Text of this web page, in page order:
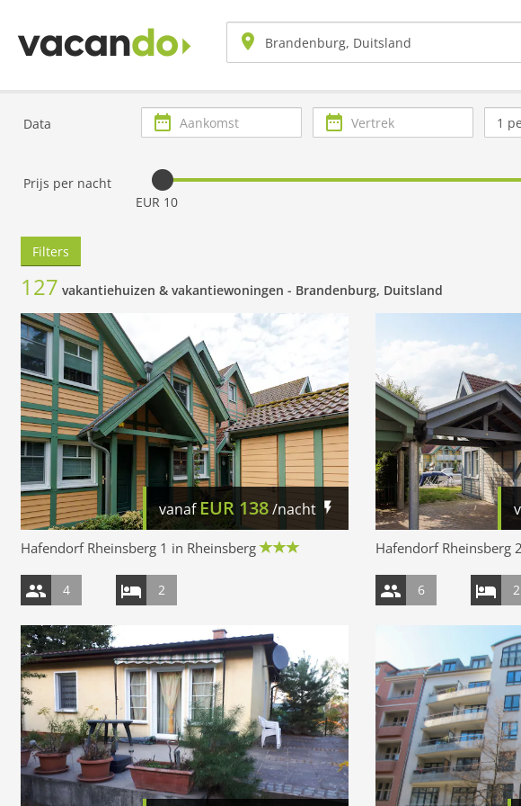
Data Aankomst Vertrek
Aantal
Prijs per nacht
EUR 10
Filters
127 vakantiehuizen & vakantiewoningen - Brandenburg, Duitsland
vanafEUR 138/nacht
Hafendorf Rheinsberg 1 in Rheinsberg
4 2
Hafendorf Rheinsberg
6 2